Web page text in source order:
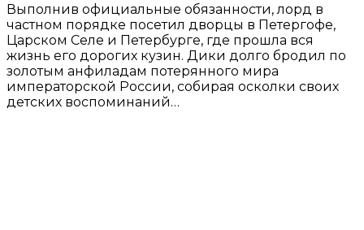
Выполнив официальные обязанности, лорд в
частном порядке посетил дворцы в Петергофе,
Царском Селе и Петербурге, где прошла вся
жизнь его дорогих кузин. Дики долго бродил по
золотым анфиладам потерянного мира
императорской России, собирая осколки своих
детских воспоминаний…